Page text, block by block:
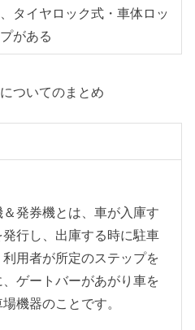
タイヤロック式・車体ロッ
がある
ついてのまとめ
発券機とは、車が入庫す
行し、出庫する時に駐車
用者が所定のステップを
ゲートバーがあがり車を
機器のことです。